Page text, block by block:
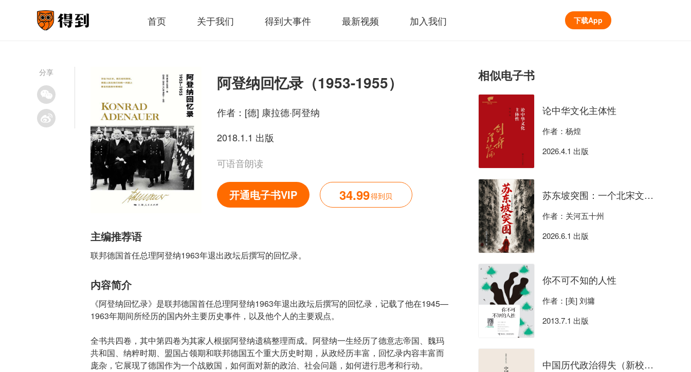
首页 关于我们 得到大事件 最新视频 加入我们 下载App
分享
阿登纳回忆录（1953-1955）
作者： [德] 康拉德·阿登纳
2018.1.1 出版
可语音朗读
开通电子书VIP 34.99得到贝
主编推荐语
联邦德国首任总理阿登纳1963年退出政坛后撰写的回忆录。
内容简介
《阿登纳回忆录》是联邦德国首任总理阿登纳1963年退出政坛后撰写的回忆录，记载了他在1945—
1963年期间所经历的国内外主要历史事件，以及他个人的主要观点。
全书共四卷，其中第四卷为其家人根据阿登纳遗稿整理而成。阿登纳一生经历了德意志帝国、魏玛
共和国、纳粹时期、盟国占领期和联邦德国五个重大历史时期，从政经历丰富，回忆录内容丰富而
庞杂，它展现了德国作为一个战败国，如何面对新的政治、社会问题，如何进行思考和行动。
相似电子书
论中华文化主体性
作者：杨煌
2026.4.1 出版
苏东坡突围：一个北宋文官的极限生存
作者：关河五十州
2026.6.1 出版
你不可不知的人性
作者：[美] 刘墉
2013.7.1 出版
中国历代政治得失（新校本）